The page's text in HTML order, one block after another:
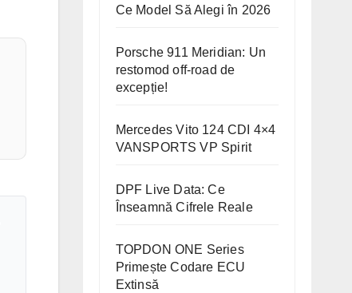
Ce Model Să Alegi în 2026
Porsche 911 Meridian: Un
restomod off-road de
excepție!
Mercedes Vito 124 CDI 4×4
VANSPORTS VP Spirit
DPF Live Data: Ce
Înseamnă Cifrele Reale
TOPDON ONE Series
Primește Codare ECU
Extinsă